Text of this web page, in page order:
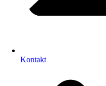
Kontakt